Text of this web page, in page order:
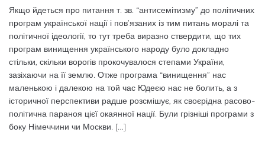
Якщо йдеться про питання т. зв. “антисемітизму” до політичних
програм української нації і пов’язаних із тим питань моралі та
політичної ідеології, то тут треба виразно ствердити, що тих
програм винищення українського народу було докладно
стільки, скільки ворогів прокочувалося степами України,
зазіхаючи на її землю. Отже програма “винищення” нас
маленькою і далекою на той час Юдеєю нас не болить, а з
історичної перспективи радше розсмішує, як своєрідна расово-
політична параноя цієї окаянної нації. Були грізніші програми з
боку Німеччини чи Москви. […]